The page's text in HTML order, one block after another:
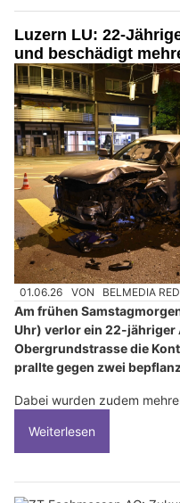
Luzern LU: 22-
und beschädigt
01.06.26 VON BELMEDIA
Am frühen
Uhr) verlor ein 22-jähriger
Obergrundstrasse die
prallte gegen zwei
Dabei wurden zudem
Weiterlesen